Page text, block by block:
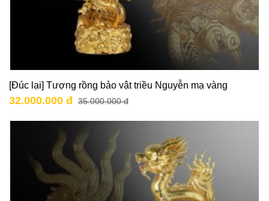
[Đúc lại] Tượng rồng bảo vật triều Nguyễn mạ vàng
32.000.000 đ 35.000.000 đ